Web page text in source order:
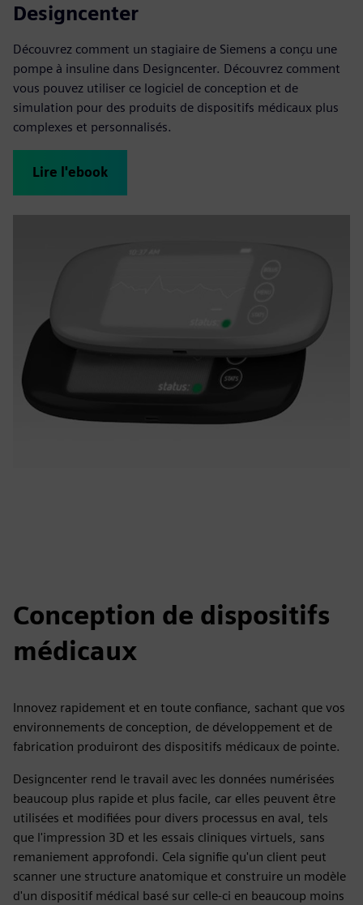
Designcenter
Découvrez comment un stagiaire de Siemens a conçu une
pompe à insuline dans Designcenter. Découvrez comment
vous pouvez utiliser ce logiciel de conception et de
simulation pour des produits de dispositifs médicaux plus
complexes et personnalisés.
Lire l'ebook
Conception de dispositifs
médicaux
Innovez rapidement et en toute confiance, sachant que vos
environnements de conception, de développement et de
fabrication produiront des dispositifs médicaux de pointe.
Designcenter rend le travail avec les données numérisées
beaucoup plus rapide et plus facile, car elles peuvent être
utilisées et modifiées pour divers processus en aval, tels
que l'impression 3D et les essais cliniques virtuels, sans
remaniement approfondi. Cela signifie qu'un client peut
scanner une structure anatomique et construire un modèle
d'un dispositif médical basé sur celle-ci en beaucoup moins